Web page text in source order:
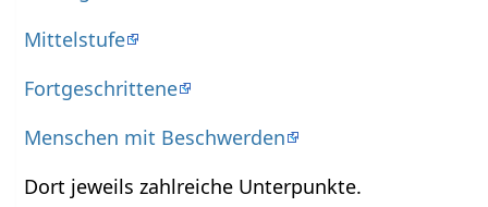
Mittelstufe
Fortgeschrittene
Menschen mit Beschwerden
Dort jeweils zahlreiche Unterpunkte.